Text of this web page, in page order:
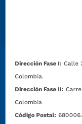
Dirección Fase I: Calle
Colombia.
Dirección Fase II:
Colombia
Código Postal: